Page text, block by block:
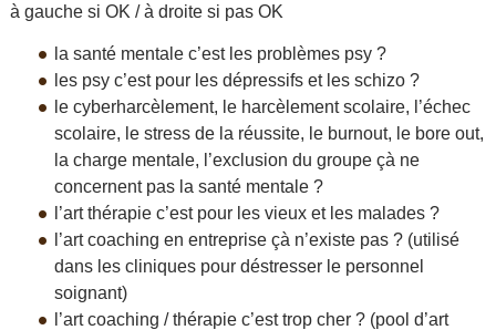
à gauche si OK / à droite si pas OK
la santé mentale c’est les problèmes psy ?
les psy c’est pour les dépressifs et les schizo ?
le cyberharcèlement, le harcèlement scolaire, l’échec
scolaire, le stress de la réussite, le burnout, le bore out,
la charge mentale, l’exclusion du groupe çà ne
concernent pas la santé mentale ?
l’art thérapie c’est pour les vieux et les malades ?
l’art coaching en entreprise çà n’existe pas ? (utilisé
dans les cliniques pour déstresser le personnel
soignant)
l’art coaching / thérapie c’est trop cher ? (pool d’art